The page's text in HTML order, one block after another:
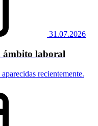
31.07.2026
ámbito laboral
recientemente.